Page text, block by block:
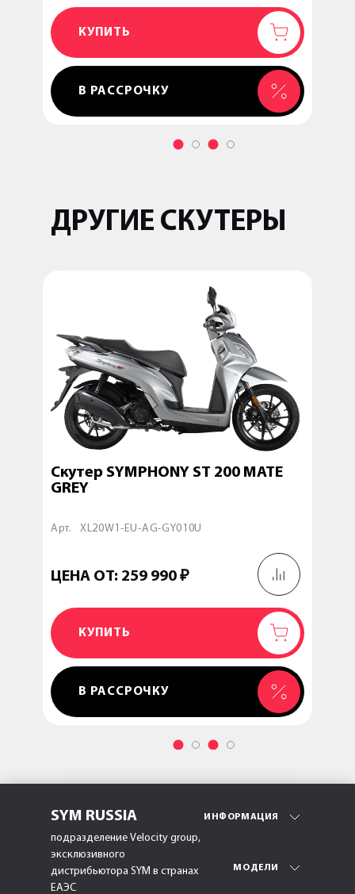
КУПИТЬ
ДОБАВЛЕН
В РАССРОЧКУ
ДРУГИЕ СКУТЕРЫ
Скутер SYMPHONY ST 200 MATE
GREY
Арт. XL20W1-EU-AG-GY010U
ЦЕНА ОТ: 259 990 ₽
КУПИТЬ
ДОБАВЛЕН
В РАССРОЧКУ
SYM RUSSIA
подразделение Velocity group,
эксклюзивного
дистрибьютора SYM в странах
ЕАЭС
ИНФОРМАЦИЯ
МОДЕЛИ